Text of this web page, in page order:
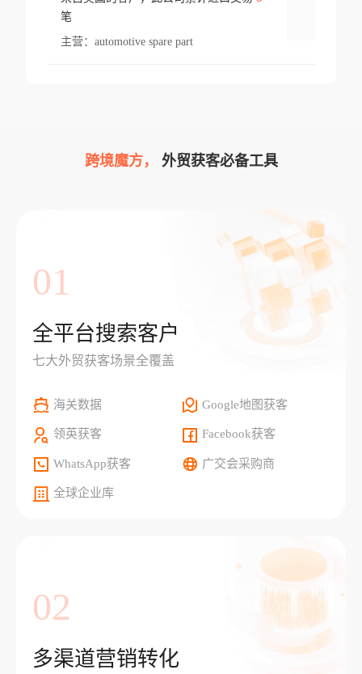
笔
主营： automotive spare part
跨境魔方， 外贸获客必备工具
01
全平台搜索客户
七大外贸获客场景全覆盖
海关数据 Google地图获客
领英获客 Facebook获客
WhatsApp获客 广交会采购商
全球企业库
02
多渠道营销转化